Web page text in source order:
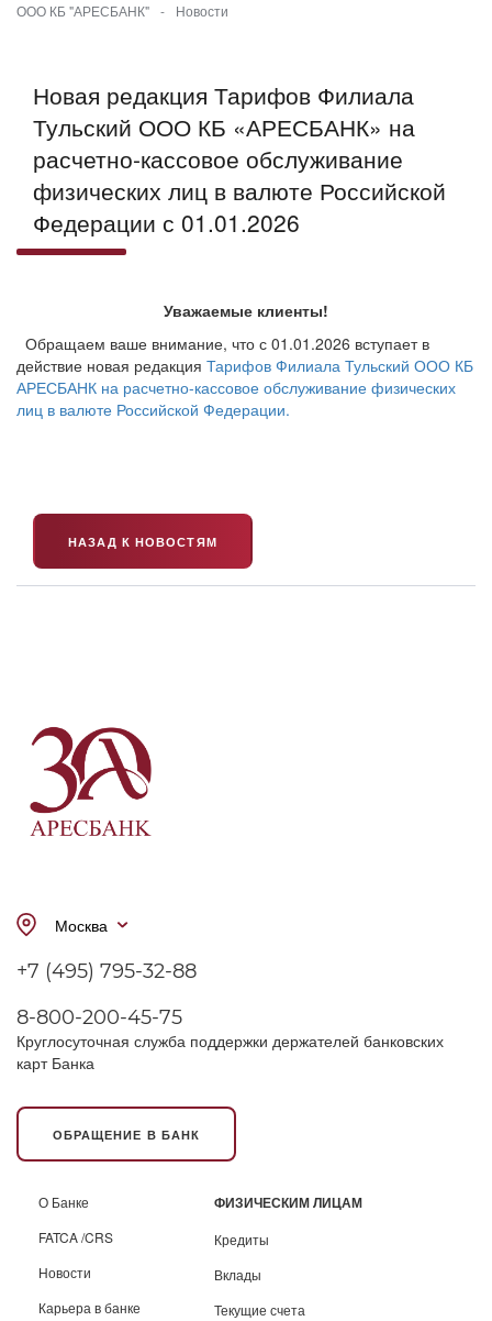
ООО КБ "АРЕСБАНК" - Новости
Новая редакция Тарифов Филиала
Тульский ООО КБ «АРЕСБАНК» на
расчетно-кассовое обслуживание
физических лиц в валюте Российской
Федерации с 01.01.2026
Уважаемые клиенты!
Обращаем ваше внимание, что с 01.01.2026 вступает в
действие новая редакция Тарифов Филиала Тульский ООО КБ
АРЕСБАНК на расчетно-кассовое обслуживание физических
лиц в валюте Российской Федерации.
НАЗАД К НОВОСТЯМ
Москва
+7 (495) 795-32-88
8-800-200-45-75
Круглосуточная служба поддержки держателей банковских
карт Банка
ОБРАЩЕНИЕ В БАНК
О Банке
FATCA /CRS
Новости
Карьера в банке
ФИЗИЧЕСКИМ ЛИЦАМ
Кредиты
Вклады
Текущие счета